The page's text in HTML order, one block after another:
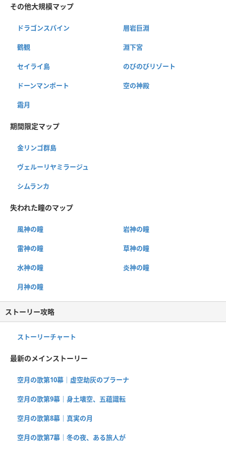
その他大規模マップ
ドラゴンスパイン 層岩巨淵
鶴観 淵下宮
セイライ島 のびのびリゾート
ドーンマンポート 空の神殿
霜月
期間限定マップ
金リンゴ群島
ヴェルーリヤミラージュ
シムランカ
失われた瞳のマップ
風神の瞳 岩神の瞳
雷神の瞳 草神の瞳
水神の瞳 炎神の瞳
月神の瞳
ストーリー攻略
ストーリーチャート
最新のメインストーリー
空月の歌第10幕｜虚空劫灰のプラーナ
空月の歌第9幕｜身土壊空、五蘊識転
空月の歌第8幕｜真実の月
空月の歌第7幕｜冬の夜、ある旅人が